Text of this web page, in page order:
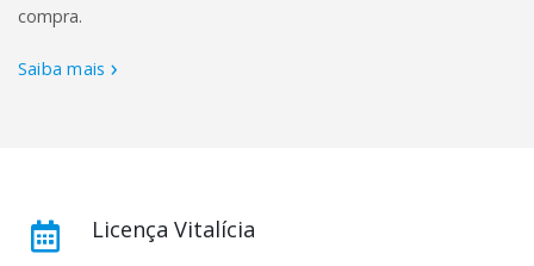
compra.
Saiba mais
Licença Vitalícia